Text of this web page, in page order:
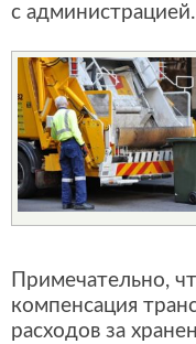
с администрацией.
Примечательно,
компенсация
расходов за